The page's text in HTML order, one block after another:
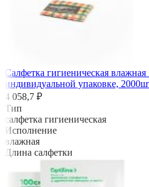
Салфетка гигиеническая
индивидуальной упаковке,
4 058,7 ₽
Тип
салфетка гигиеническая
Исполнение
влажная
Длина салфетки